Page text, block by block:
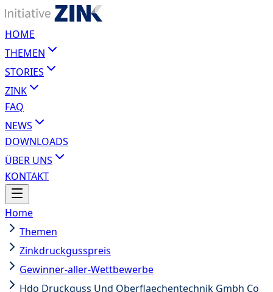
HOME
THEMEN
STORIES
ZINK
FAQ
NEWS
DOWNLOADS
ÜBER UNS
KONTAKT
Home
Themen
Zinkdruckgusspreis
Gewinner-aller-Wettbewerbe
Hdo Druckguss Und Oberflaechentechnik Gmbh Co